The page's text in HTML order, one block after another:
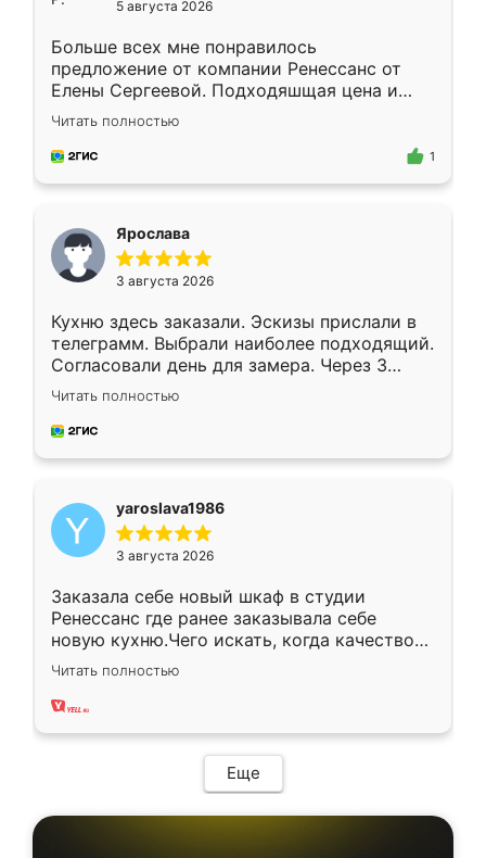
5 августа 2026
Больше всех мне понравилось
предложение от компании Ренессанс от
Елены Сергеевой. Подходяшщая цена и
короткие сроки изготовления. Приехавший
для замера сотрудник Владислав
предложил по моему эскизу самый
Читать полностью
1
Ярослава
3 августа 2026
Кухню здесь заказали. Эскизы прислали в
телеграмм. Выбрали наиболее подходящий.
Согласовали день для замера. Через 3
недели кухня была уже готова. Остались
довольны работой. Спасибо Ренессанс
мебель за качественную работу!
Читать полностью
yaroslava1986
3 августа 2026
Заказала себе новый шкаф в студии
Ренессанс где ранее заказывала себе
новую кухню.Чего искать, когда качеством
вполне довольна. Служит кухня уже почти
два года, нареканий нет.
Читать полностью
Еще